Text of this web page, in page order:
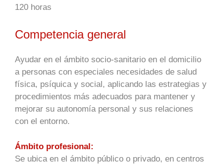
120 horas
Competencia general
Ayudar en el ámbito socio-sanitario en el domicilio
a personas con especiales necesidades de salud
física, psíquica y social, aplicando las estrategias y
procedimientos más adecuados para mantener y
mejorar su autonomía personal y sus relaciones
con el entorno.
Ámbito profesional:
Se ubica en el ámbito público o privado, en centros